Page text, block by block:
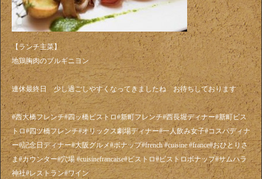
【ランチ主菜】
地鶏胸肉のブルギニヨン
連休最終日 少し過ごしやすくなってきましたね お待ちしております
#西大橋フレンチ#四ッ橋ビストロ#新町フレンチ#西長堀ディナー#新町ビス
トロ#四ツ橋フレンチ#オリックス劇場ディナー#一人飲み女子#コスパディナ
ー#記念日ディナー#大阪グルメ#ボナップ#french #cuisine #france#おひとりさ
ま#カウンター#穴場 #cuisinefrancaise#ビストロ#ビストロボナップ#サムハラ
神社#レストラン#ワイン